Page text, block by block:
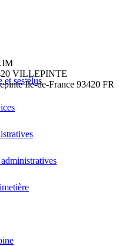
ses élus
VILLEPINTE
Île-de-France 93420 FR